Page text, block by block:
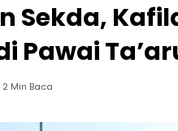
Sekda,
Pawai
2 Min Baca